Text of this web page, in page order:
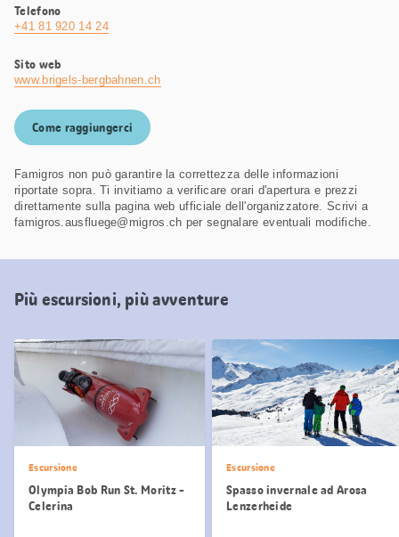
Telefono
+41 81 920 14 24
Sito web
www.brigels-bergbahnen.ch
Come raggiungerci
Famigros non può garantire la correttezza delle informazioni
riportate sopra. Ti invitiamo a verificare orari d'apertura e prezzi
direttamente sulla pagina web ufficiale dell'organizzatore. Scrivi a
famigros.ausfluege@migros.ch per segnalare eventuali modifiche.
Più escursioni, più avventure
Escursione
Olympia Bob Run St. Moritz -
Celerina
Escursione
Spasso invernale ad Arosa
Lenzerheide